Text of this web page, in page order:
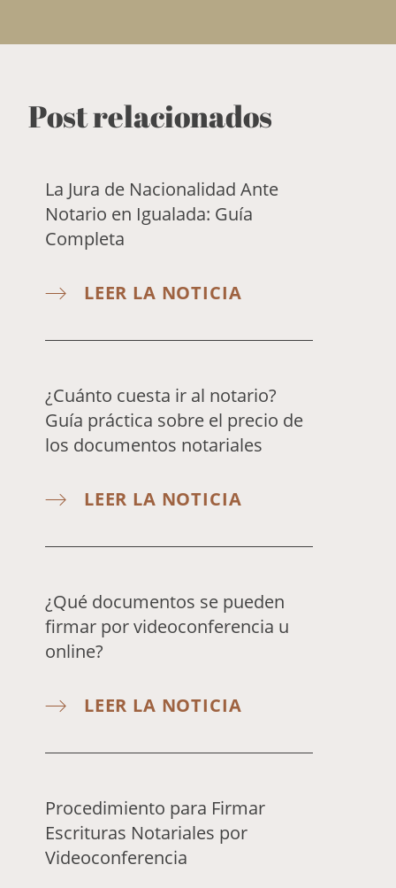
Post relacionados
La Jura de Nacionalidad Ante
Notario en Igualada: Guía
Completa
LEER LA NOTICIA
¿Cuánto cuesta ir al notario?
Guía práctica sobre el precio de
los documentos notariales
LEER LA NOTICIA
¿Qué documentos se pueden
firmar por videoconferencia u
online?
LEER LA NOTICIA
Procedimiento para Firmar
Escrituras Notariales por
Videoconferencia